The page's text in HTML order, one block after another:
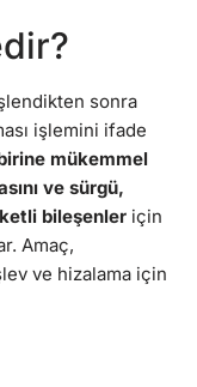
sonra
işlemini ifade
mükemmel
ve sürgü,
bileşenler için
Amaç,
ve hizalama için